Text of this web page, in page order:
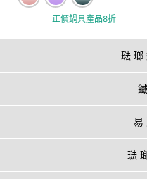
正價鍋具產品8折
琺 瑯
易
琺